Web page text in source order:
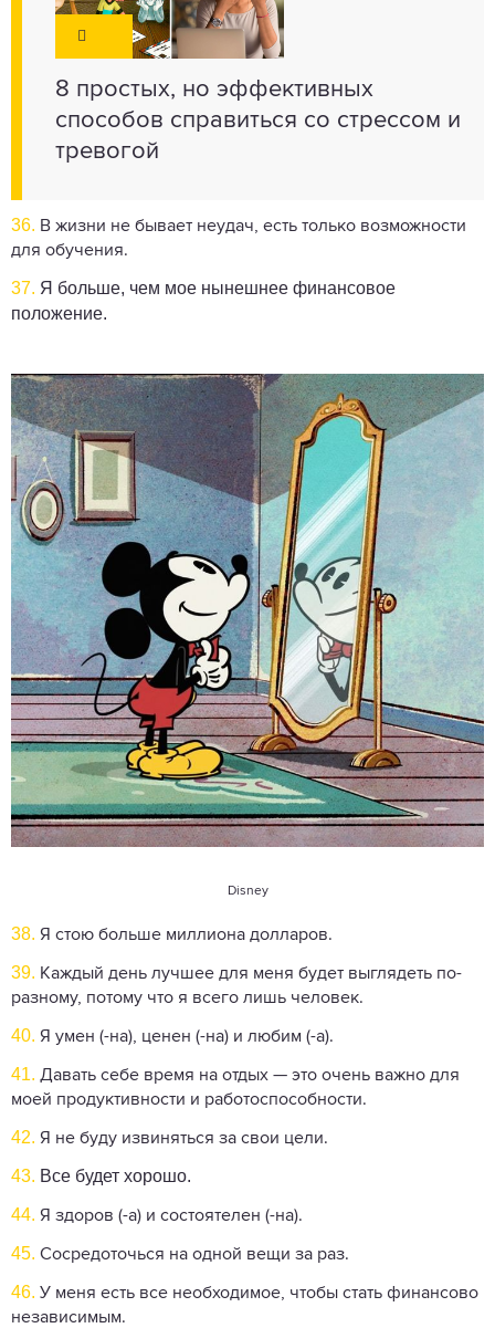
8 простых, но эффективных
способов справиться со стрессом и
тревогой
36. В жизни не бывает неудач, есть только возможности
для обучения.
37. Я больше, чем мое нынешнее финансовое
положение.
Disney
38. Я стою больше миллиона долларов.
39. Каждый день лучшее для меня будет выглядеть по-
разному, потому что я всего лишь человек.
40. Я умен (-на), ценен (-на) и любим (-а).
41. Давать себе время на отдых — это очень важно для
моей продуктивности и работоспособности.
42. Я не буду извиняться за свои цели.
43. Все будет хорошо.
44. Я здоров (-а) и состоятелен (-на).
45. Сосредоточься на одной вещи за раз.
46. У меня есть все необходимое, чтобы стать финансово
независимым.